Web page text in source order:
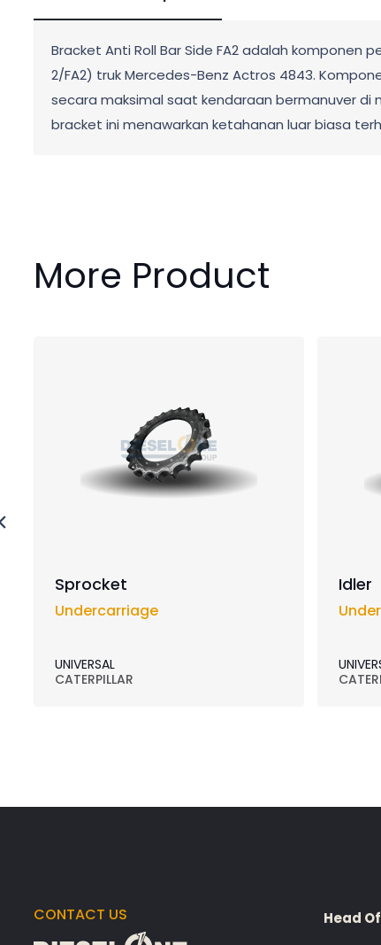
Bracket Anti Roll Bar Side FA2 adalah
2/FA2) truk Mercedes-Benz Actros 4843.
secara maksimal saat kendaraan bermanuver di
bracket ini menawarkan ketahanan luar biasa
More Product
Sprocket
Undercarriage
UNIVERSAL
CATERPILLAR
Idler
CONTACT US Head